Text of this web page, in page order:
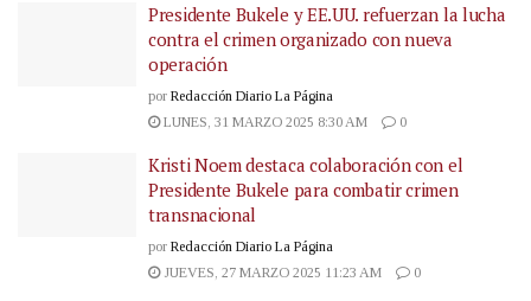
Presidente Bukele y EE.UU. refuerzan la lucha
contra el crimen organizado con nueva
operación
por Redacción Diario La Página
LUNES, 31 MARZO 2025 8:30 AM
0
Kristi Noem destaca colaboración con el
Presidente Bukele para combatir crimen
transnacional
por Redacción Diario La Página
JUEVES, 27 MARZO 2025 11:23 AM
0